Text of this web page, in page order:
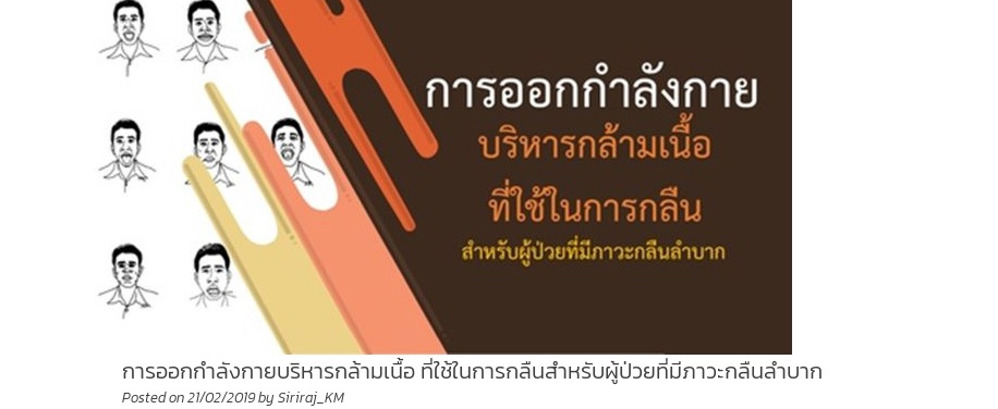
การออกกำลังกายบริหารกล้ามเนื้อ ที่ใช้ในการกลืนสำหรับผู้ป่วยที่มีภาวะกลืนลำบาก
Posted on21/02/2019bySiriraj_KM